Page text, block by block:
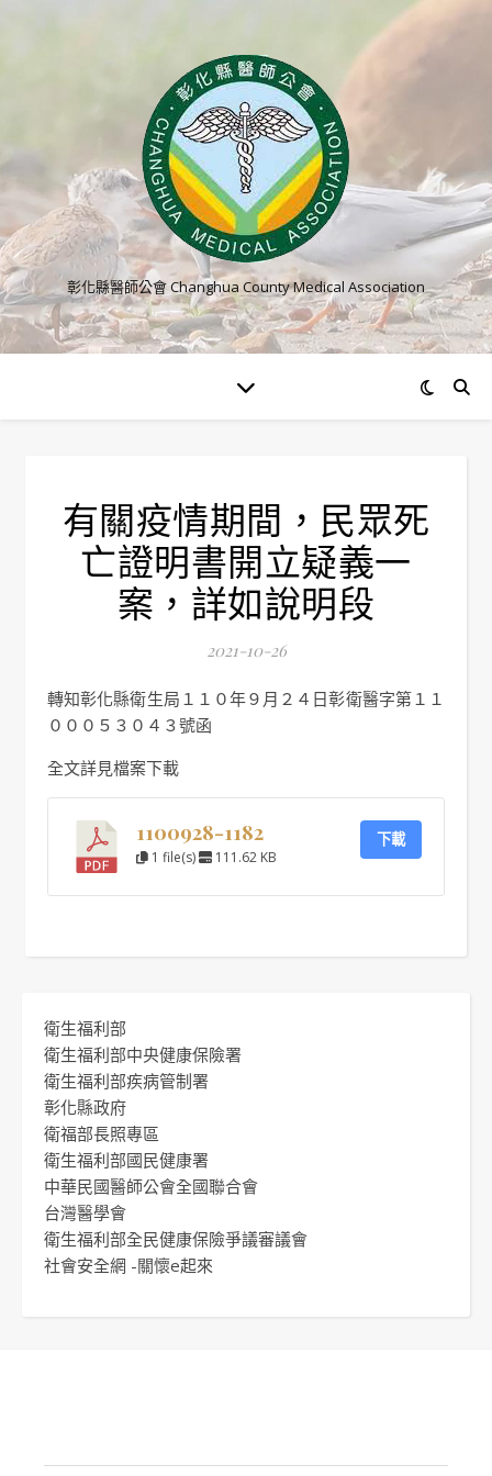
彰化縣醫師公會 Changhua County Medical Association
有關疫情期間，民眾死
亡證明書開立疑義一
案，詳如說明段
2021-10-26
轉知彰化縣衛生局１１０年９月２４日彰衛醫字第１１
０００５３０４３號函
全文詳見檔案下載
1100928-1182
1 file(s) 111.62 KB
下載
衛生福利部
衛生福利部中央健康保險署
衛生福利部疾病管制署
彰化縣政府
衛福部長照專區
衛生福利部國民健康署
中華民國醫師公會全國聯合會
台灣醫學會
衛生福利部全民健康保險爭議審議會
社會安全網 -關懷e起來